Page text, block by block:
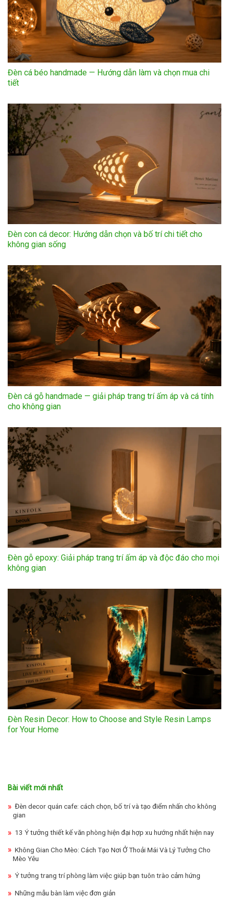
Đèn cá béo handmade — Hướng dẫn làm và chọn mua chi
tiết
Đèn con cá decor: Hướng dẫn chọn và bố trí chi tiết cho
không gian sống
Đèn cá gỗ handmade — giải pháp trang trí ấm áp và cá tính
cho không gian
Đèn gỗ epoxy: Giải pháp trang trí ấm áp và độc đáo cho mọi
không gian
Đèn Resin Decor: How to Choose and Style Resin Lamps
for Your Home
Bài viết mới nhất
Đèn decor quán cafe: cách chọn, bố trí và tạo điểm nhấn cho không
gian
13 Ý tưởng thiết kế văn phòng hiện đại hợp xu hướng nhất hiện nay
Không Gian Cho Mèo: Cách Tạo Nơi Ở Thoải Mái Và Lý Tưởng Cho
Mèo Yêu
Ý tưởng trang trí phòng làm việc giúp bạn tuôn trào cảm hứng
Những mẫu bàn làm việc đơn giản